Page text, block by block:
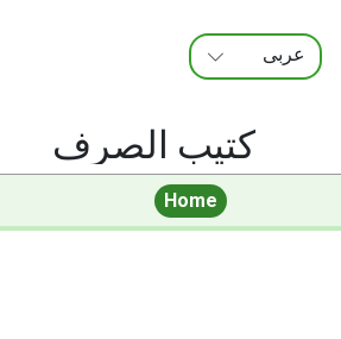
عربى
ENGLISH
FRANÇAIS
كتيب الصرف
Home